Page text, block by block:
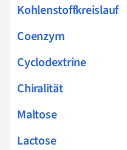
Kohlenstoffkreislauf
Coenzym
Cyclodextrine
Chiralität
Maltose
Lactose